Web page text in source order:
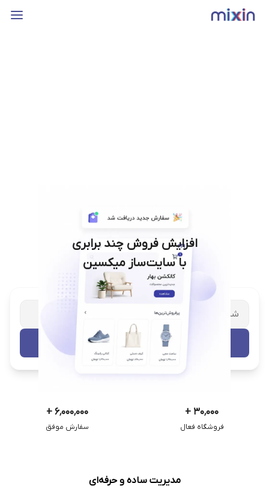
افزایش فروش چند برابری
با سایت‌ساز میکسین
شریک تجاری ترب با پشتیبانی اختصاصی
تست رایگان
۳۰٬۰۰۰ +
فروشگاه فعال
۶٬۰۰۰٬۰۰۰ +
سفارش موفق
مدیریت ساده و حرفه‌ای